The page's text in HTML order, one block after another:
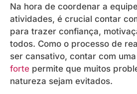
Na hora de coordenar a
atividades, é crucial contar
para trazer confiança,
todos. Como o processo de
ser cansativo, contar com uma
forte permite que muitos
natureza sejam evitados.